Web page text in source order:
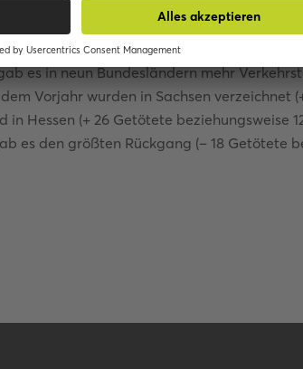
(jeweils 53 Getötete pro eine Million
es in neun Bundesländern mehr
Vorjahr wurden in Sachsen verzeichnet
in Hessen (+ 26 Getötete beziehungsweise
es den größten Rückgang (– 18 Getötete